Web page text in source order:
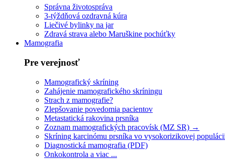
Správna životospráva
3-týždňová ozdravná kúra
Liečivé bylinky na jar
Zdravá strava alebo Maruškine pochúťky
Mamografia
Pre verejnosť
Mamografický skríning
Zahájenie mamografického skríningu
Strach z mamografie?
Zlepšovanie povedomia pacientov
Metastatická rakovina prsníka
Zoznam mamografických pracovísk (MZ SR) →
Skríning karcinómu prsníka vo vysokorizikovej
Diagnostická mamografia (PDF)
Onkokontrola a viac ...